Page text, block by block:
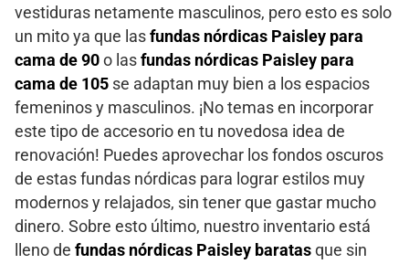
vestiduras netamente masculinos, pero esto es solo
un mito ya que las fundas nórdicas Paisley para
cama de 90 o las fundas nórdicas Paisley para
cama de 105 se adaptan muy bien a los espacios
femeninos y masculinos. ¡No temas en incorporar
este tipo de accesorio en tu novedosa idea de
renovación! Puedes aprovechar los fondos oscuros
de estas fundas nórdicas para lograr estilos muy
modernos y relajados, sin tener que gastar mucho
dinero. Sobre esto último, nuestro inventario está
lleno de fundas nórdicas Paisley baratas que sin